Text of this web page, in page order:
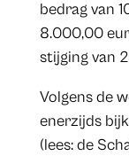
bedrag van
8.000,00
stijging van
Volgens de
enerzijds
(lees: de